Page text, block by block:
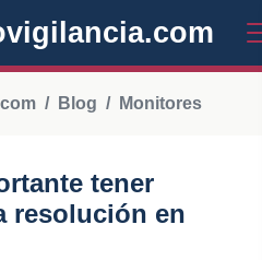
Blog Monitores
tener
resolución en